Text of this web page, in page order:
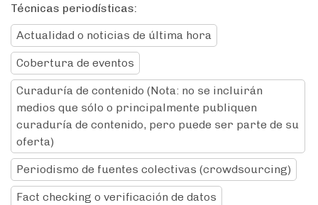
Técnicas periodísticas:
Actualidad o noticias de última hora
Cobertura de eventos
Curaduría de contenido (Nota: no se incluirán
medios que sólo o principalmente publiquen
curaduría de contenido, pero puede ser parte de su
oferta)
Periodismo de fuentes colectivas (crowdsourcing)
Fact checking o verificación de datos